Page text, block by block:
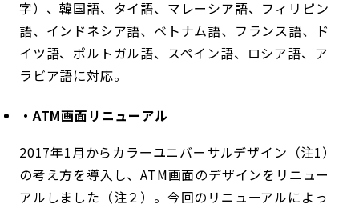
字）、韓国語、タイ語、マレーシア語、フィリピン
語、インドネシア語、ベトナム語、フランス語、ド
イツ語、ポルトガル語、スペイン語、ロシア語、ア
ラビア語に対応。
・ATM画面リニューアル
2017年1月からカラーユニバーサルデザイン（注1）
の考え方を導入し、ATM画面のデザインをリニュー
アルしました（注２）。今回のリニューアルによっ